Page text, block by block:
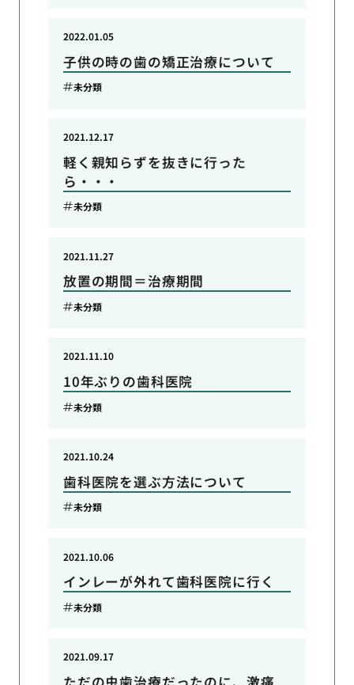
子供の時の歯の矯正治療について
2022.01.05
未分類
軽く親知らずを抜きに行った
ら・・・
2021.12.17
未分類
放置の期間＝治療期間
2021.11.27
未分類
10年ぶりの歯科医院
2021.11.10
未分類
歯科医院を選ぶ方法について
2021.10.24
未分類
インレーが外れて歯科医院に行く
2021.10.06
未分類
2021.09.17